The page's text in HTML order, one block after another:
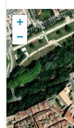
+
−